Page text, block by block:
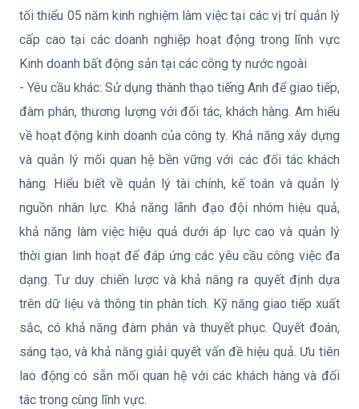
tối thiểu 05 năm kinh nghiệm làm việc tại các vị trí quản lý
cấp cao tại các doanh nghiệp hoạt động trong lĩnh vực
Kinh doanh bất động sản tại các công ty nước ngoài
- Yêu cầu khác: Sử dụng thành thạo tiếng Anh để giao tiếp,
đàm phán, thương lượng với đối tác, khách hàng. Am hiểu
về hoạt động kinh doanh của công ty. Khả năng xây dựng
và quản lý mối quan hệ bền vững với các đối tác khách
hàng. Hiểu biết về quản lý tài chính, kế toán và quản lý
nguồn nhân lực. Khả năng lãnh đạo đội nhóm hiệu quả,
khả năng làm việc hiệu quả dưới áp lực cao và quản lý
thời gian linh hoạt để đáp ứng các yêu cầu công việc đa
dạng. Tư duy chiến lược và khả năng ra quyết định dựa
trên dữ liệu và thông tin phân tích. Kỹ năng giao tiếp xuất
sắc, có khả năng đàm phán và thuyết phục. Quyết đoán,
sáng tạo, và khả năng giải quyết vấn đề hiệu quả. Ưu tiên
lao động có sẵn mối quan hệ với các khách hàng và đối
tác trong cùng lĩnh vực.